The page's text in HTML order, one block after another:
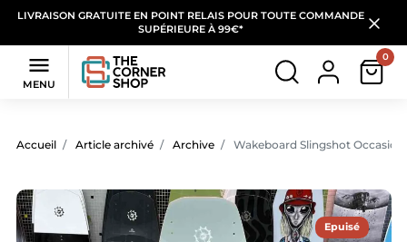
LIVRAISON GRATUITE EN POINT RELAIS POUR TOUTE COMMANDE
SUPÉRIEURE À 99€*

MENU
0
Accueil Article archivé Archive Wakeboard Slingshot Occasion
Epuisé